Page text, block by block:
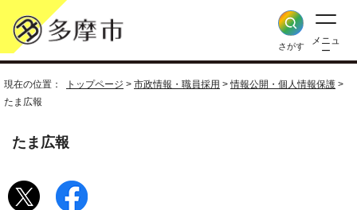
さがす
メニュ
ー
現在の位置： トップページ > 市政情報・職員採用 >情報公開・個人情報保護 >
たま広報
たま広報